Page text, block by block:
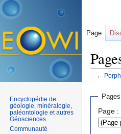
←
Page :
Page
Encyclopédie de
géologie, minéralogie,
paléontologie et autres
Géosciences
Communauté